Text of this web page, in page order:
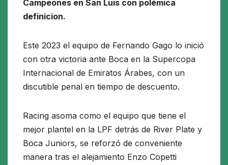
Campeones en San Luis con polémica
definicion.
Este 2023 el equipo de Fernando Gago lo inició
con otra victoria ante Boca en la Supercopa
Internacional de Emiratos Árabes, con un
discutible penal en tiempo de descuento.
Racing asoma como el equipo que tiene el
mejor plantel en la LPF detrás de River Plate y
Boca Juniors, se reforzó de conveniente
manera tras el alejamiento Enzo Copetti